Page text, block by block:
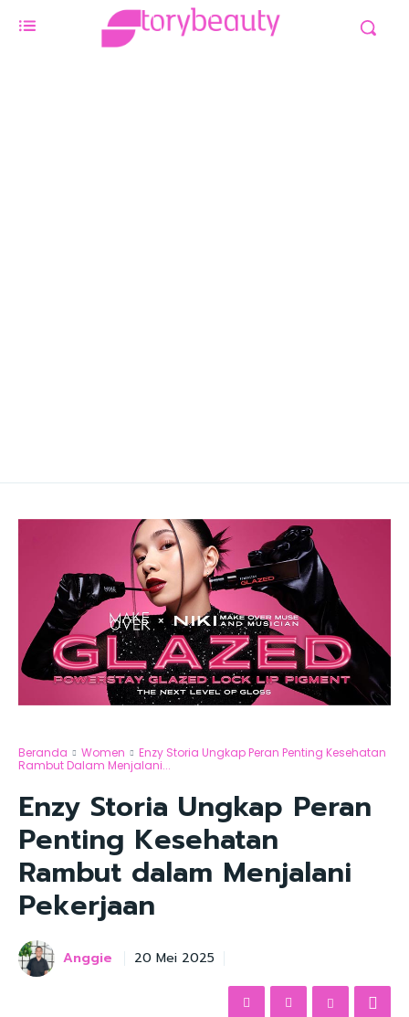
Beranda Women
Enzy Storia Ungkap Peran Penting Kesehatan
Rambut Dalam Menjalani...
Enzy Storia Ungkap Peran
Penting Kesehatan
Rambut dalam Menjalani
Pekerjaan
Anggie 20 Mei 2025